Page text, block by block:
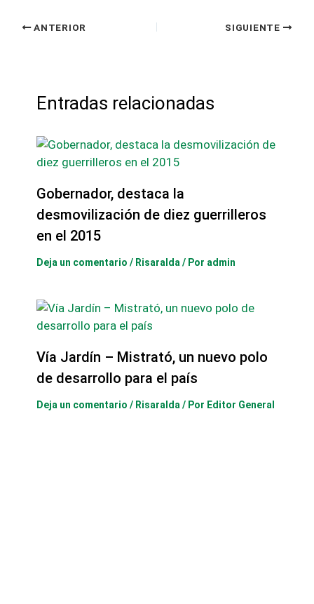
ANTERIOR SIGUIENTE
Entradas relacionadas
Gobernador, destaca la
desmovilización de diez guerrilleros
en el 2015
Deja un comentario / Risaralda / Por admin
Vía Jardín – Mistrató, un nuevo polo
de desarrollo para el país
Deja un comentario / Risaralda / Por Editor General